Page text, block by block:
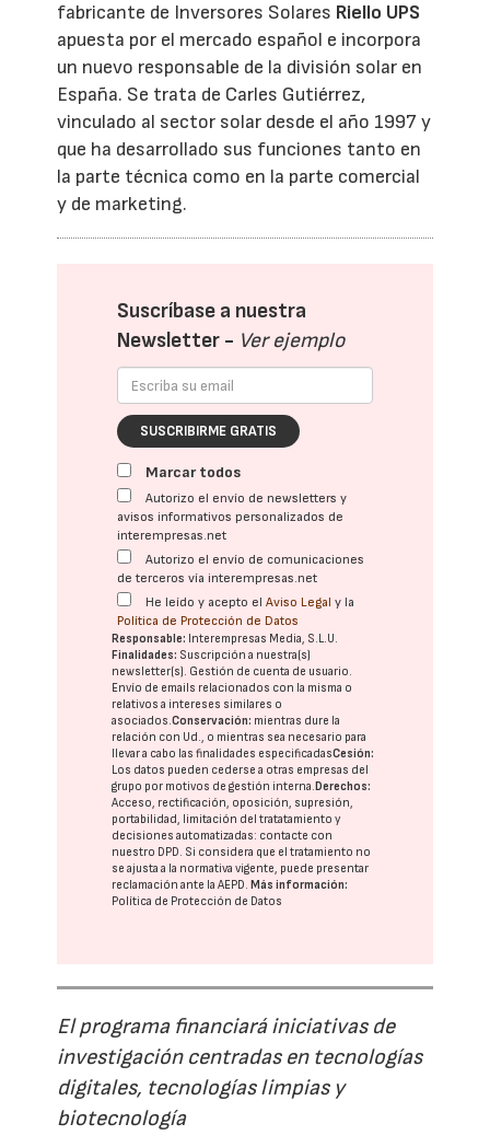
fabricante de Inversores Solares Riello UPS
apuesta por el mercado español e incorpora
un nuevo responsable de la división solar en
España. Se trata de Carles Gutiérrez,
vinculado al sector solar desde el año 1997 y
que ha desarrollado sus funciones tanto en
la parte técnica como en la parte comercial
y de marketing.
Suscríbase a nuestra
Newsletter - Ver ejemplo
SUSCRIBIRME GRATIS
Marcar todos
Autorizo el envío de newsletters y
avisos informativos personalizados de
interempresas.net
Autorizo el envío de comunicaciones
de terceros vía interempresas.net
He leído y acepto elAviso Legal y la
Política de Protección de Datos
Responsable: Interempresas Media, S.L.U.
Finalidades: Suscripción a nuestra(s)
newsletter(s). Gestión de cuenta de usuario.
Envío de emails relacionados con la misma o
relativos a intereses similares o
asociados.Conservación: mientras dure la
relación con Ud., o mientras sea necesario para
llevar a cabo las finalidades especificadasCesión:
Los datos pueden cederse a otras empresas del
grupo por motivos de gestión interna. Derechos:
Acceso, rectificación, oposición, supresión,
portabilidad, limitación del tratatamiento y
decisiones automatizadas: contacte con
nuestro DPD. Si considera que el tratamiento no
se ajusta a la normativa vigente, puede presentar
reclamación ante laAEPD. Más información:
Política de Protección de Datos
El programa financiará iniciativas de
investigación centradas en tecnologías
digitales, tecnologías limpias y
biotecnología